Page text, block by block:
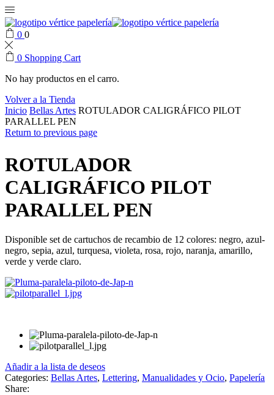
0 0
0 Shopping Cart
No hay productos en el carro.
Volver a la Tienda
Inicio Bellas Artes ROTULADOR CALIGRÁFICO PILOT
PARALLEL PEN
Return to previous page
ROTULADOR
CALIGRÁFICO PILOT
PARALLEL PEN
Disponible set de cartuchos de recambio de 12 colores: negro, azul-
negro, sepia, azul, turquesa, violeta, rosa, rojo, naranja, amarillo,
verde y verde claro.
Añadir a la lista de deseos
Categories: Bellas Artes, Lettering, Manualidades y Ocio, Papelería
Share: